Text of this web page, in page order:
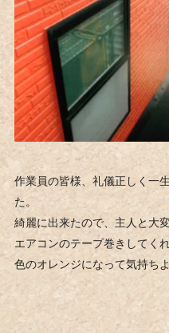
作業員の皆様、礼儀正しく一
た。
綺麗に出来たので、主人と大
エアコンのテープ巻きしてく
色のオレンジになって気持ち